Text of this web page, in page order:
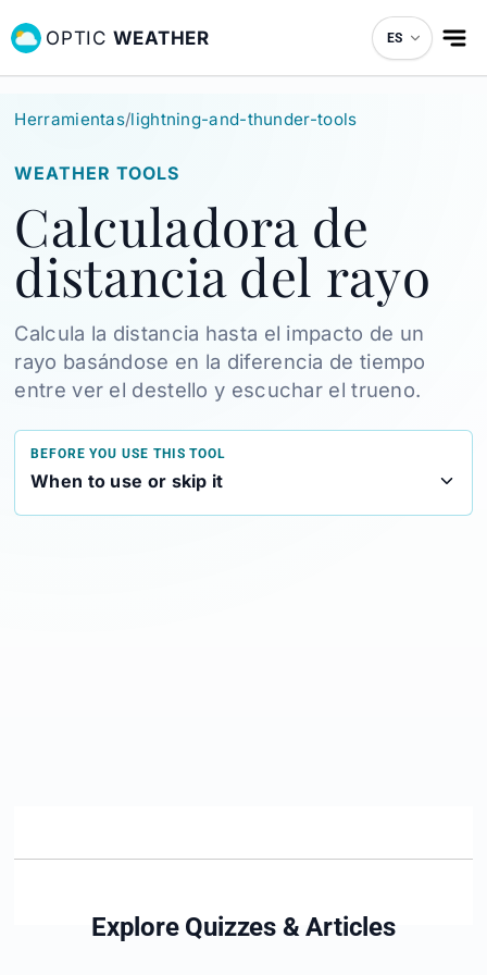
OPTIC WEATHER ES
Herramientas/lightning-and-thunder-tools
WEATHER TOOLS
Calculadora de
distancia del rayo
Calcula la distancia hasta el impacto de un
rayo basándose en la diferencia de tiempo
entre ver el destello y escuchar el trueno.
BEFORE YOU USE THIS TOOL
When to use or skip it
Explore Quizzes & Articles